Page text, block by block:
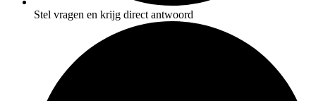
Stel vragen en krijg direct antwoord